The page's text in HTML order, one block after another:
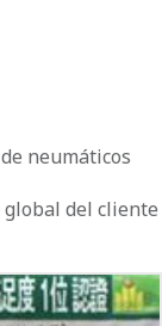
neumáticos
global del cliente